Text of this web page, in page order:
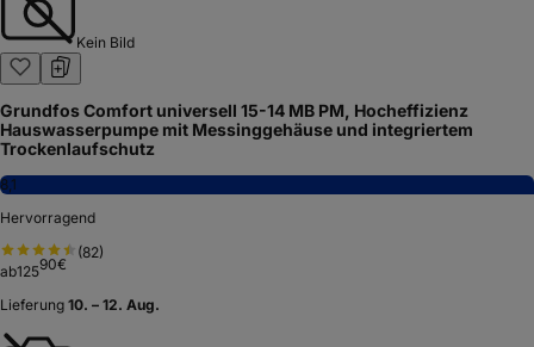
Kein Bild
Grundfos Comfort universell 15-14 MB PM, Hocheffizienz
Hauswasserpumpe mit Messinggehäuse und integriertem
Trockenlaufschutz
8,1
Hervorragend
(82)
ab12590€
Lieferung 10. – 12. Aug.